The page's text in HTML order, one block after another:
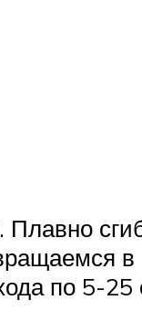
по 5-